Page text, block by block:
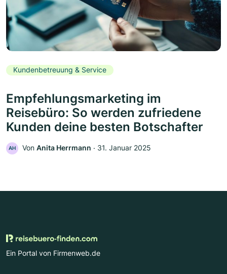
Kundenbetreuung & Service
Empfehlungsmarketing im
Reisebüro: So werden zufriedene
Kunden deine besten Botschafter
AH Von Anita Herrmann ‧ 31. Januar 2025
Ein Portal von Firmenweb.de